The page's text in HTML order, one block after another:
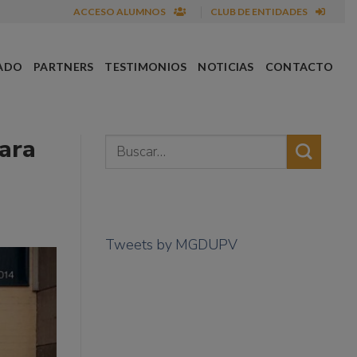
ACCESO ALUMNOS CLUB DE ENTIDADES
PARTNERS TESTIMONIOS NOTICIAS CONTACTO
Tweets by MGDUPV